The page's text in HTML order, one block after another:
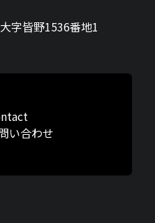
字皆野1536番地1
い合わせ